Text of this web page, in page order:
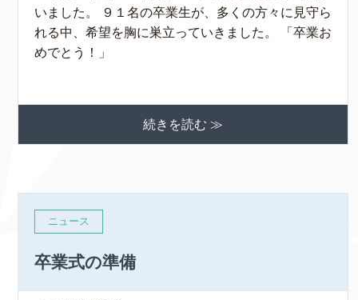
いました。 ９１名の卒業生が、多くの方々に見守ら
れる中、希望を胸に巣立っていきました。 「卒業お
めでとう！」
続きを読む ≫
ニュース
卒業式の準備